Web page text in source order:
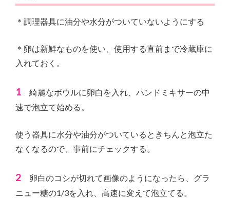
＊調理器具に油分や水分がついていないようにする
＊卵は新鮮なものを使い、使用する直前まで冷蔵庫に
入れておく。
1 綺麗なボウルに卵白を入れ、ハンドミキサーの中
速で泡立て始める。
使う器具に水分や油分がついているときちんと泡立た
なくなるので、事前にチェックする。
2 卵白のコシが切れて画像のようになったら、グラ
ニュー糖の1/3を入れ、高速に変えて泡立てる。